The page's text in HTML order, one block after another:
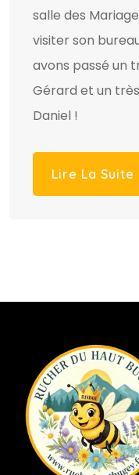
salle des
visiter son
avons passé un
Gérard et un
Daniel !
Lire La Suite